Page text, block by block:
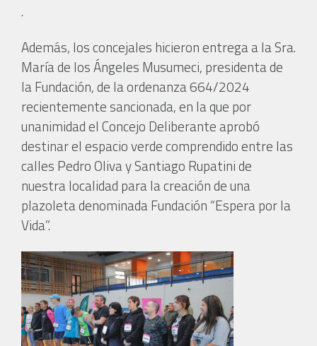
.
Además, los concejales hicieron entrega a la Sra.
María de los Ángeles Musumeci, presidenta de
la Fundación, de la ordenanza 664/2024
recientemente sancionada, en la que por
unanimidad el Concejo Deliberante aprobó
destinar el espacio verde comprendido entre las
calles Pedro Oliva y Santiago Rupatini de
nuestra localidad para la creación de una
plazoleta denominada Fundación “Espera por la
Vida”.